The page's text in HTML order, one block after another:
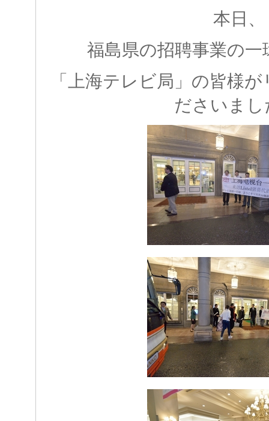
本日、
福島県の招聘事業の
「上海テレビ局」の皆様
ださいまし